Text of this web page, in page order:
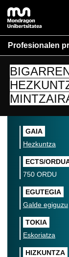
Profesionalen
GAIA
Hezkuntza
ECTS/
750 ORDU
EGUTEGIA
Galde egiguzu
TOKIA
Eskoriatza
HIZKUNTZA